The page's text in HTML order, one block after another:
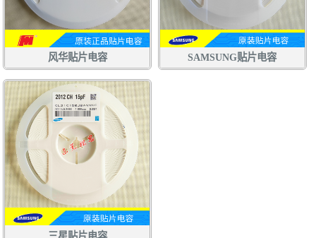
风华贴片电容 SAMSUNG贴片电容
三星贴片电容